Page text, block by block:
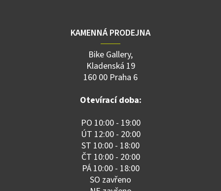
KAMENNÁ PRODEJNA
Bike Gallery,
Kladenská 19
160 00 Praha 6
Otevírací doba:
PO 10:00 - 19:00
ÚT 12:00 - 20:00
ST 10:00 - 18:00
ČT 10:00 - 20:00
PÁ 10:00 - 18:00
SO zavřeno